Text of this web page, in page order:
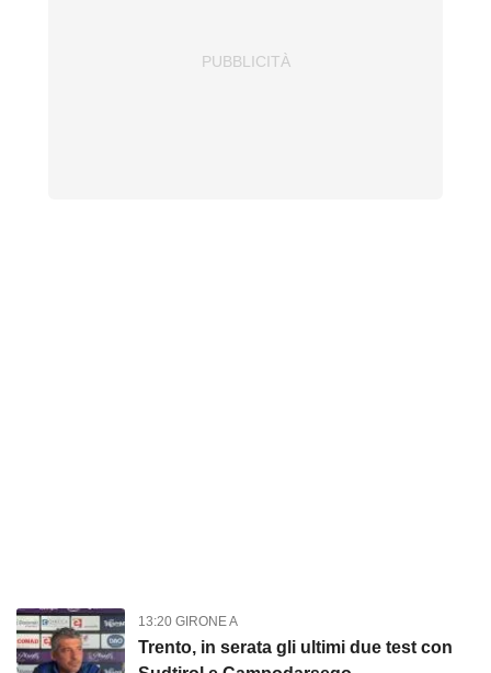
13:20 GIRONE A
Trento, in serata gli ultimi due test con